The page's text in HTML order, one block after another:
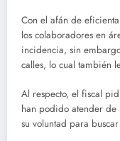
Con el afán de
los colaboradores en
incidencia, sin
calles, lo cual también
Al respecto, el fiscal
han podido atender de
su voluntad para